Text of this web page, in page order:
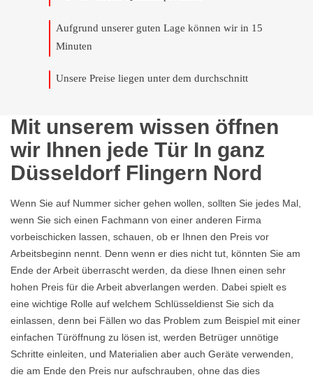
Aufgrund unserer guten Lage können wir in 15
Minuten
Unsere Preise liegen unter dem durchschnitt
Mit unserem wissen öffnen
wir Ihnen jede Tür In ganz
Düsseldorf Flingern Nord
Wenn Sie auf Nummer sicher gehen wollen, sollten Sie jedes Mal,
wenn Sie sich einen Fachmann von einer anderen Firma
vorbeischicken lassen, schauen, ob er Ihnen den Preis vor
Arbeitsbeginn nennt. Denn wenn er dies nicht tut, könnten Sie am
Ende der Arbeit überrascht werden, da diese Ihnen einen sehr
hohen Preis für die Arbeit abverlangen werden. Dabei spielt es
eine wichtige Rolle auf welchem Schlüsseldienst Sie sich da
einlassen, denn bei Fällen wo das Problem zum Beispiel mit einer
einfachen Türöffnung zu lösen ist, werden Betrüger unnötige
Schritte einleiten, und Materialien aber auch Geräte verwenden,
die am Ende den Preis nur aufschrauben, ohne das dies